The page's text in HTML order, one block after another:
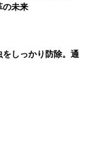
の未来
しっかり防除。通